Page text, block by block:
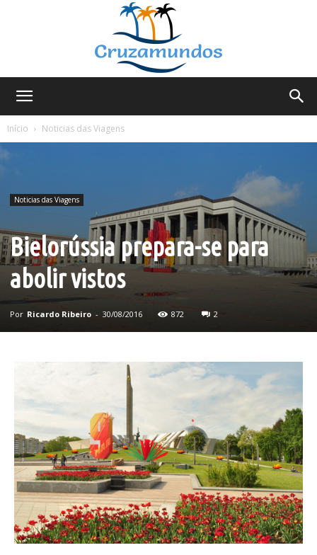
Início
Noticias das Viagens
Noticias das Viagens
Bielorússia prepara-se para
abolir vistos
Por Ricardo Ribeiro - 30/08/2016 872 2